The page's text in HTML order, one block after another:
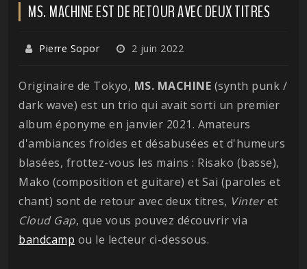
MS. MACHINE EST DE RETOUR AVEC DEUX TITRES
Pierre Sopor 2 juin 2022
Originaire de Tokyo, MS. MACHINE (synth punk /
dark wave) est un trio qui avait sorti un premier
album éponyme en janvier 2021. Amateurs
d'ambiances froides et désabusées et d'humeurs
blasées, frottez-vous les mains : Risako (basse),
Mako (composition et guitare) et Sai (paroles et
chant) sont de retour avec deux titres, Vinteret
Cloud Gap, que vous pouvez découvrir via
bandcamp ou le lecteur ci-dessous.